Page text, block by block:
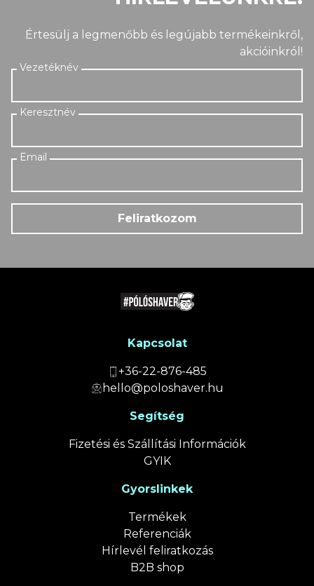
Értesülj a legmenőbb és legújabb termékeinkről,
akcióinkról!
Feliratkozom
Kapcsolat
+36-22-876-485
hello@poloshaver.hu
Segítség
Fizetési és Szállítási Információk
GYIK
Gyorslinkek
Termékek
Referenciák
Hírlevél feliratkozás
B2B shop